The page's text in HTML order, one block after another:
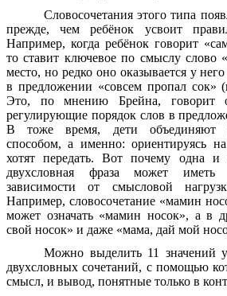
Словосочетания этого типа
прежде, чем ребёнок усвоит
Например, когда ребёнок говорит
то ставит ключевое по смыслу слово
место, но редко оно оказывается у
в предложении «совсем пропал сок»
Это, по мнению Брейна, говорит
регулирующие порядок слов в
В тоже время, дети объединяют
способом, а именно: ориентируясь
хотят передать. Вот почему одна и
двухсловная фраза может иметь
зависимости от смысловой
Например, словосочетание «мамин
может означать «мамин носок», а в
свой носок» и даже «мама, дай мой
Можно выделить 11 значений
двухсловных сочетаний, с помощью
смысл, и вывод, понятные только в